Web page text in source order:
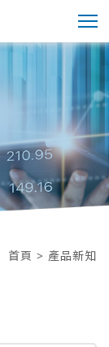
首頁 > 產品新知